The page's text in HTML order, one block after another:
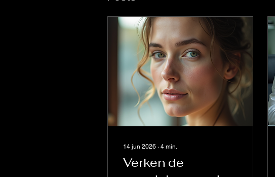
14 jun 2026 ∙ 4 min.
Verken de